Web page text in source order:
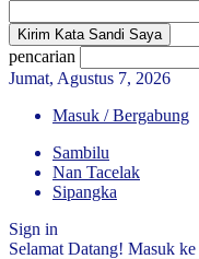
pencarian
Jumat, Agustus 7, 2026
Masuk / Bergabung
Sambilu
Nan Tacelak
Sipangka
Sign in
Selamat Datang! Masuk